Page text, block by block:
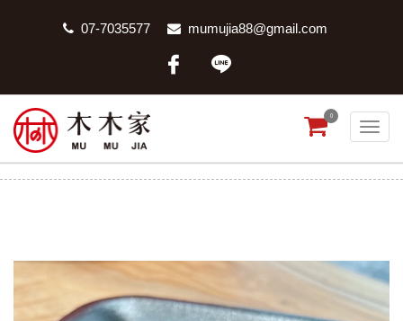
07-7035577 mumujia88@gmail.com
0
國產雞腿絞肉 國產雞腿絞肉